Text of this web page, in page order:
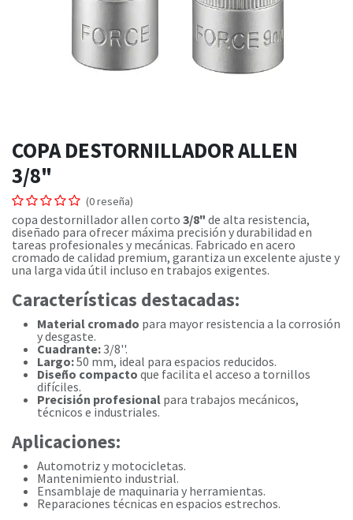
COPA DESTORNILLADOR ALLEN
3/8"
(0 reseña)
copa destornillador allen corto 3/8" de alta resistencia,
diseñado para ofrecer máxima precisión y durabilidad en
tareas profesionales y mecánicas. Fabricado en acero
cromado de calidad premium, garantiza un excelente ajuste y
una larga vida útil incluso en trabajos exigentes.
Características destacadas:
Material cromado para mayor resistencia a la corrosión
y desgaste.
Cuadrante:3/8''.
Largo:50 mm, ideal para espacios reducidos.
Diseño compacto que facilita el acceso a tornillos
difíciles.
Precisión profesional para trabajos mecánicos,
técnicos e industriales.
Aplicaciones:
Automotriz y motocicletas.
Mantenimiento industrial.
Ensamblaje de maquinaria y herramientas.
Reparaciones técnicas en espacios estrechos.